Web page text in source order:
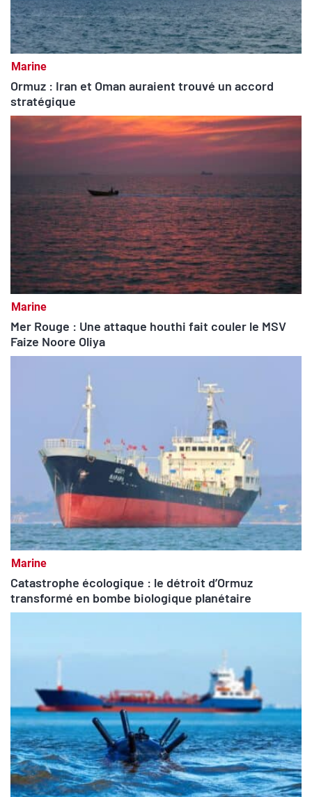
Marine
Ormuz : Iran et Oman auraient trouvé un accord
stratégique
Marine
Mer Rouge : Une attaque houthi fait couler le MSV
Faize Noore Oliya
Marine
Catastrophe écologique : le détroit d’Ormuz
transformé en bombe biologique planétaire